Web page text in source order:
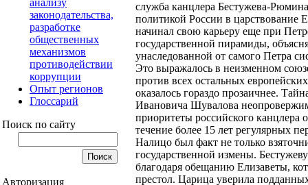
законодательства,
разработке
общественных
механизмов
противодействии
коррупции
Опыт регионов
Глоссарий
Поиск по сайту
Авторизация
служба канцлера Бестужева-
политикой России в царствование
начинал свою карьеру еще при
государственной пирамиды,
унаследованной от самого Петра
Это выражалось в неизменном
против всех остальных
оказалось гораздо прозаичнее.
Ивановича Шувалова
приоритеты российского канцлера
течение более 15 лет регулярных
Налицо был факт не только
государственной измены.
благодаря обещанию Елизаветы,
престол. Царица уверила